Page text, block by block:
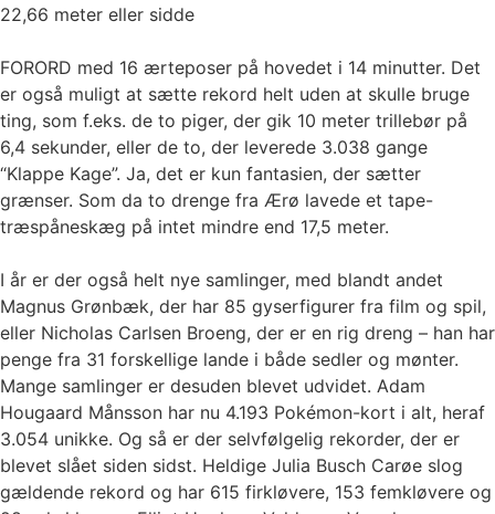
22,66 meter eller sidde
FORORD med 16 ærteposer på hovedet i 14 minutter. Det
er også muligt at sætte rekord helt uden at skulle bruge
ting, som f.eks. de to piger, der gik 10 meter trillebør på
6,4 sekunder, eller de to, der leverede 3.038 gange
“Klappe Kage”. Ja, det er kun fantasien, der sætter
grænser. Som da to drenge fra Ærø lavede et tape-
træspåneskæg på intet mindre end 17,5 meter.
I år er der også helt nye samlinger, med blandt andet
Magnus Grønbæk, der har 85 gyserfigurer fra film og spil,
eller Nicholas Carlsen Broeng, der er en rig dreng – han har
penge fra 31 forskellige lande i både sedler og mønter.
Mange samlinger er desuden blevet udvidet. Adam
Hougaard Månsson har nu 4.193 Pokémon-kort i alt, heraf
3.054 unikke. Og så er der selvfølgelig rekorder, der er
blevet slået siden sidst. Heldige Julia Busch Carøe slog
gældende rekord og har 615 firkløvere, 153 femkløvere og